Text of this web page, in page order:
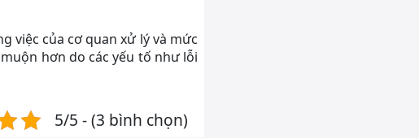
việc của cơ quan xử lý và mức
hơn do các yếu tố như lỗi
5/5 - (3 bình chọn)